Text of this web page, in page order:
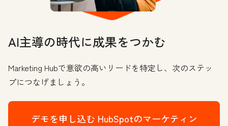
AI主導の時代に成果をつかむ
Marketing Hubで意欲の高いリードを特定し、次のステッ
プにつなげましょう。
デモを申し込む HubSpotのマーケティン